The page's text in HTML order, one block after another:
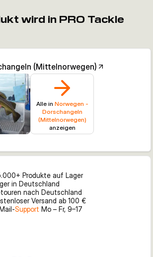
wird in PRO Tackle
(Mittelnorwegen)
Alle in Norwegen -
Dorschangeln
(Mittelnorwegen)
anzeigen
Produkte auf Lager
in Deutschland
nach Deutschland
Versand ab 100 €
Support Mo – Fr, 9–17